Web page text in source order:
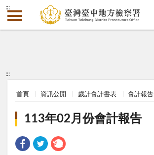
:::
:::
首頁 資訊公開 歲計會計書表 會計報告
113年02月份會計報告